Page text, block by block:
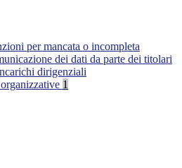
per mancata o incompleta
dei dati da parte dei titolari
dirigenziali
1